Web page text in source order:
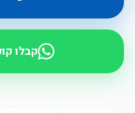
קבלו